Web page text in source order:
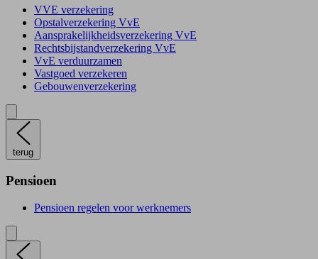
VVE verzekering
Opstalverzekering VvE
Aansprakelijkheidsverzekering VvE
Rechtsbijstandverzekering VvE
VvE verduurzamen
Vastgoed verzekeren
Gebouwenverzekering
terug
Pensioen
Pensioen regelen voor werknemers